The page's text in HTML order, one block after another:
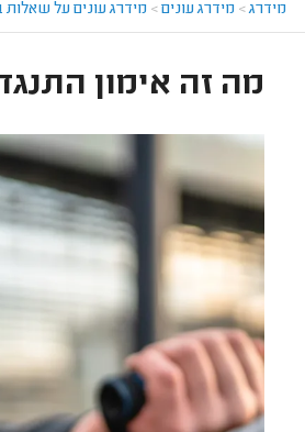
מידרג> מידרג עונים> מידרג עונים על
מה זה אימון